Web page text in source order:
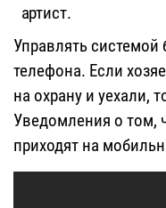
артист.
Управлять
телефона. Если
на охрану и уехали,
Уведомления о том,
приходят на